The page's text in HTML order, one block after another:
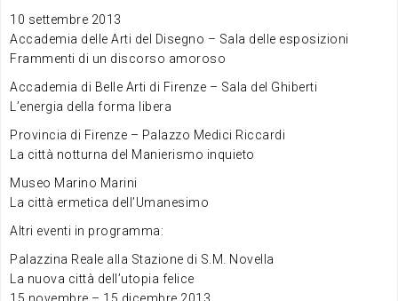
10 settembre 2013
Accademia delle Arti del Disegno – Sala delle esposizioni
Frammenti di un discorso amoroso
Accademia di Belle Arti di Firenze – Sala del Ghiberti
L’energia della forma libera
Provincia di Firenze – Palazzo Medici Riccardi
La città notturna del Manierismo inquieto
Museo Marino Marini
La città ermetica dell’Umanesimo
Altri eventi in programma:
Palazzina Reale alla Stazione di S.M. Novella
La nuova città dell’utopia felice
15 novembre – 15 dicembre 2013